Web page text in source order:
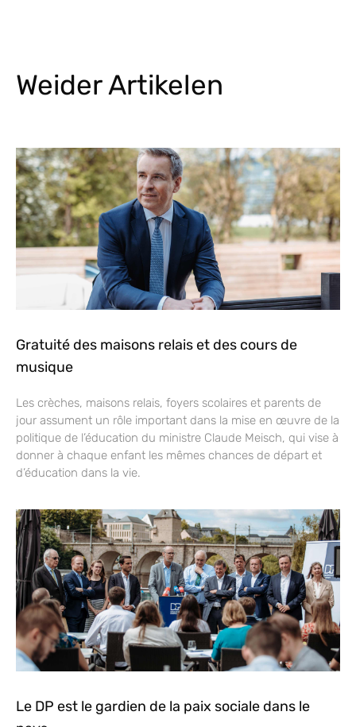
Weider Artikelen
Gratuité des maisons relais et des cours de
musique
Les crèches, maisons relais, foyers scolaires et parents de
jour assument un rôle important dans la mise en œuvre de la
politique de l’éducation du ministre Claude Meisch, qui vise à
donner à chaque enfant les mêmes chances de départ et
d’éducation dans la vie.
Le DP est le gardien de la paix sociale dans le